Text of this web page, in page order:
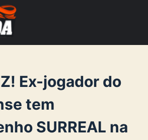
Ex-jogador do
tem
SURREAL na